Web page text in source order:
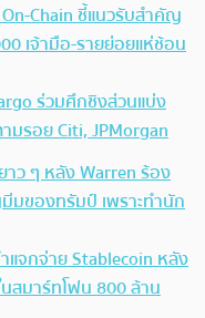
Chain ชี้แนวรับสำคัญ
เจ้ามือ-รายย่อยแห่ช้อน
ร่วมศึกชิงส่วนแบ่ง
มรอย Citi, JPMorgan
ว ๆ หลัง Warren ร้อง
มของทรัมป์ เพราะทำนัก
แจกจ่าย Stablecoin หลัง
สมาร์ทโฟน 800 ล้าน